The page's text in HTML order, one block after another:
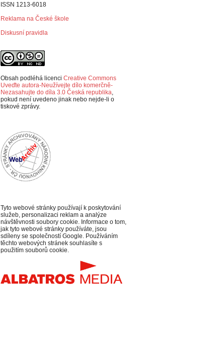
ISSN 1213-6018
Reklama na České škole
Diskusní pravidla
Obsah podléhá licenci Creative Commons
Uveďte autora-Neužívejte dílo komerčně-
Nezasahujte do díla 3.0 Česká republika
pokud není uvedeno jinak nebo nejde-li o
tiskové zprávy.
Tyto webové stránky používají k poskytování
služeb, personalizaci reklam a analýze
návštěvnosti soubory cookie. Informace o tom,
jak tyto webové stránky používáte, jsou
sdíleny se společností Google. Používáním
těchto webových stránek souhlasíte s
použitím souborů cookie.